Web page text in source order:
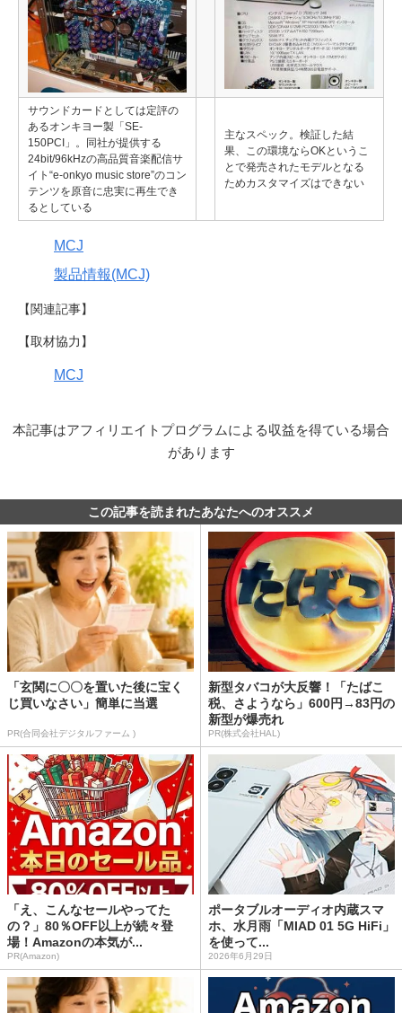
サウンドカードとしては定評の
あるオンキヨー製「SE-
150PCI」。同社が提供する
24bit/96kHzの高品質音楽配信サ
イト“e-onkyo music store”のコン
テンツを原音に忠実に再生でき
るとしている
主なスペック。検証した結
果、この環境ならOKというこ
とで発売されたモデルとなる
ためカスタマイズはできない
MCJ
製品情報(MCJ)
【関連記事】
【取材協力】
MCJ
本記事はアフィリエイトプログラムによる収益を得ている場合
があります
この記事を読まれたあなたへのオススメ
「玄関に〇〇を置いた後に宝く
じ買いなさい」簡単に当選
PR(合同会社デジタルファーム )
新型タバコが大反響！「たばこ
税、さようなら」600円→83円の
新型が爆売れ
PR(株式会社HAL)
「え、こんなセールやってた
の？」80％OFF以上が続々登
場！Amazonの本気が...
PR(Amazon)
ポータブルオーディオ内蔵スマ
ホ、水月雨「MIAD 01 5G HiFi」
を使って...
2026年6月29日